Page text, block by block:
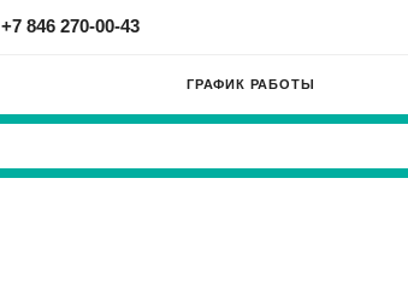
+7 846 270-00-43
ГРАФИК РАБОТЫ